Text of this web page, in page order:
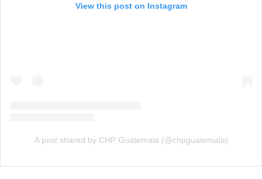
View this post on Instagram
A post shared by CHP Guatemala (@chpguatemala)